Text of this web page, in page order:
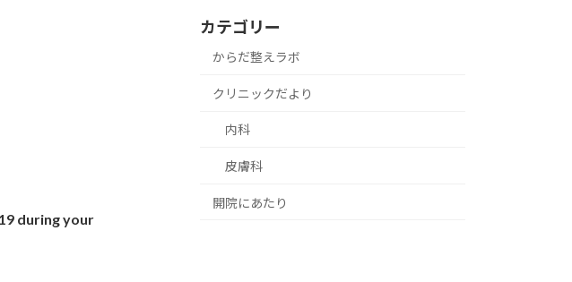
during your
カテゴリー
からだ整えラボ
クリニックだより
内科
皮膚科
開院にあたり